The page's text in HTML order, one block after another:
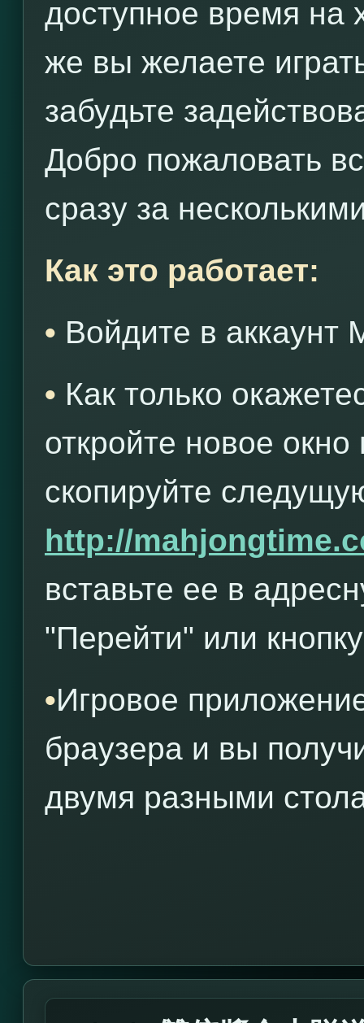
доступное время на
же вы желаете
забудьте
Добро пожаловать
сразу за
Как это работает:
• Войдите в аккаунт
• Как только
откройте новое
скопируйте
http://
вставьте ее в
"Перейти" или
•Игровое
браузера и вы
двумя разными